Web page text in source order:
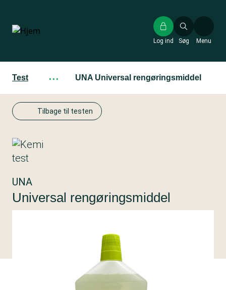
hovedindhold
Søg
Log ind Menu
Test ··· UNA Universal rengøringsmiddel
Tilbage til testen
UNA
Universal rengøringsmiddel